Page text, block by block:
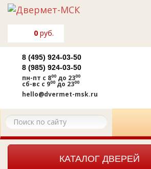
0 руб.
8 (495) 924-03-50
8 (985) 924-03-50
пн-пт с 800 до 2300
сб-вс с 900 до 2300
hello@dvermet-msk.ru
КАТАЛОГ ДВЕРЕЙ